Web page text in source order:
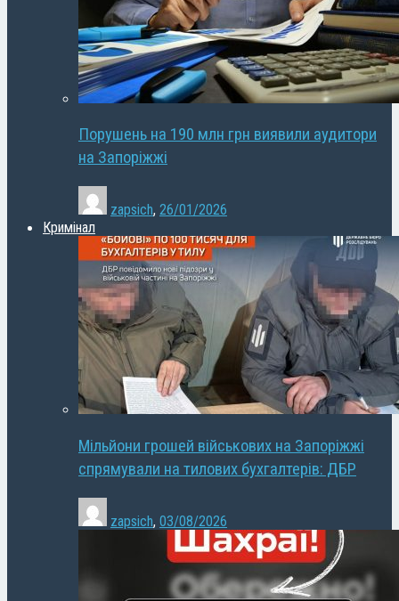
Порушень на 190 млн грн виявили аудитори
на Запоріжжі
zapsich, 26/01/2026
Кримінал
Мільйони грошей військових на Запоріжжі
спрямували на тилових бухгалтерів: ДБР
zapsich, 03/08/2026